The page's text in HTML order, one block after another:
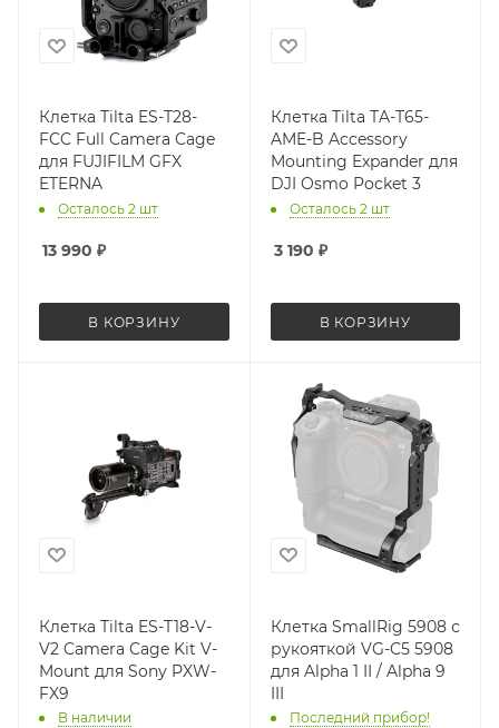
Клетка Tilta ES-T28-
FCC Full Camera Cage
для FUJIFILM GFX
ETERNA
Осталось 2 шт
13 990 ₽
В КОРЗИНУ
Клетка Tilta TA-T65-
AME-B Accessory
Mounting Expander для
DJI Osmo Pocket 3
Осталось 2 шт
3 190 ₽
В КОРЗИНУ
Клетка Tilta ES-T18-V-
V2 Camera Cage Kit V-
Mount для Sony PXW-
FX9
В наличии
Клетка SmallRig 5908 с
рукояткой VG-C5 5908
для Alpha 1 II / Alpha 9
III
Последний прибор!